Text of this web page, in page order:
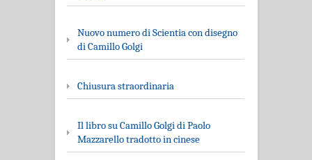
Nuovo numero di Scientia con disegno
di Camillo Golgi
Chiusura straordinaria
Il libro su Camillo Golgi di Paolo
Mazzarello tradotto in cinese